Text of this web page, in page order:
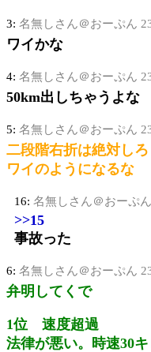
3: 名無しさん＠おーぷん
ワイかな
4: 名無しさん＠おーぷん
50km出しちゃうよな
5: 名無しさん＠おーぷん
二段階右折は絶対しろ
ワイのようになるな
16: 名無しさん＠おーぷん
>>15
事故った
6: 名無しさん＠おーぷん
弁明してくで
1位 速度超過
法律が悪い。時速30